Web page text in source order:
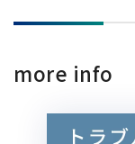
more info